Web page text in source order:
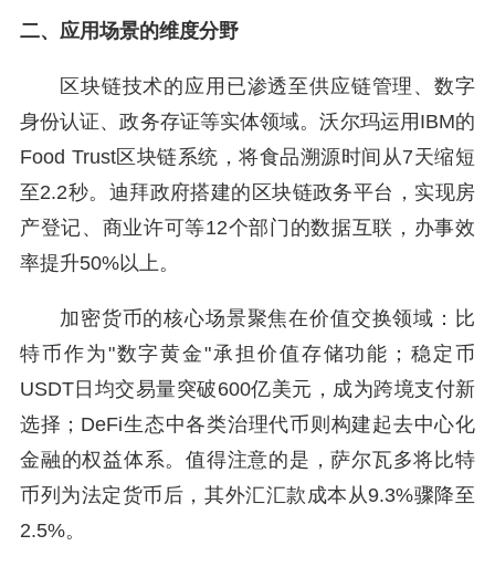
二、应用场景的维度分野
区块链技术的应用已渗透至供应链管理、数字
身份认证、政务存证等实体领域。沃尔玛运用IBM的
Food Trust区块链系统，将食品溯源时间从7天缩短
至2.2秒。迪拜政府搭建的区块链政务平台，实现房
产登记、商业许可等12个部门的数据互联，办事效
率提升50%以上。
加密货币的核心场景聚焦在价值交换领域：比
特币作为"数字黄金"承担价值存储功能；稳定币
USDT日均交易量突破600亿美元，成为跨境支付新
选择；DeFi生态中各类治理代币则构建起去中心化
金融的权益体系。值得注意的是，萨尔瓦多将比特
币列为法定货币后，其外汇汇款成本从9.3%骤降至
2.5%。